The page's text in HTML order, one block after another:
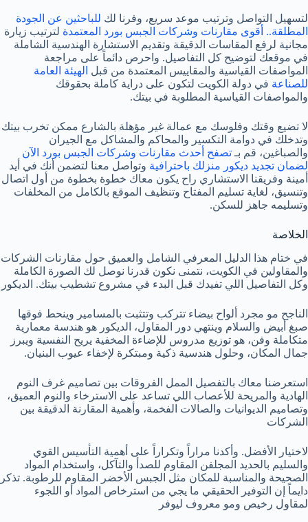
لتسهيل التواصل وترتيب موعد سريع، وفرنا لك للباحثين عن الجودة
المطلقة.. أقوى مقارنات وشركات الجبس بورد المعتمدة لترتيب زيارة
مجانية لرفع المقاسات الدقيقة وتقديم الاستشارة الهندسية الشاملة
في موقعك لتوضيح كل التفاصيل. واحرص دائماً على مراجعة
المواصفات القياسية والمقاييس المعتمدة من قبل الهيئة العامة
للصناعة في دولة الكويت لتكون على دراية كاملة بحقوقك
والمواصفات القياسية المطلوبة في بيتك.
لا تضيع وقتك وفلوسك مع عمالة غیر مؤهلة بالشارع ممكن تخرب بيتك
وتدخلك في دوامة التكسير والمحاكم والمشاكل مع الجيران
والصباغين، قم بـ تصفح أحدث مقارنات وشركات الجبس بورد الآن
لضمان تجديد ديكور منزلك باحترافية وتواصل معنا لتضمن أنك في أيد
أمينة وفريقنا الاستشاري راح يكون معاك خطوة بخطوة من أول اتصال
وتنسيق، لغاية تسليم المفتاح وتنظيف الموقع بالكامل من المخلفات
وتسليمه جاهز للسكن.
الخلاصة
في ختام هذا الدليل المعرفي الشامل والعميق حول مقارنات الشركات
والمقاولين في الكويت، نتمنى نكون قدرنا نوصل لك الصورة الكاملة
وكل التفاصيل اللي تفيدك قبل البدء في مشروع تشطيب بيتك. الديكور
الناجح مو مجرد ألواح بيضاء تتركب وتتثبت بالمسامير وينحط فوقها
صبغ أبيض والسلام وينتهي دور المقاول، الديكور هو هندسة معمارية
متكاملة وفن، هو توزيع مدروس للإضاءة المخفية يريح النفسية ويبرز
جمال المكان، وحلول هندسية ذكية ومبتكرة لإخفاء عيوب البنيان.
استعرضنا معاك بالتفصيل الممل الفروقات بين تصاميم غرف النوم
الهادية والمريحة للأعصاب اللي تساعد على الاسترخاء والنوم العميق،
وتصاميم الديوانيات والصالات الفخمة، وأهمية المقارنة الدقيقة بين
الشركات
لاختيار الأفضل. وأكدنا مراراً وتكراراً على أهمية التأسيس القوي
والسليم بالحديد المجلفن المقاوم للصدأ والتآكل، واستخدام المواد
الصحيحة والمناسبة للمكان مثل الجبس الأخضر المقاوم للرطوبة. تذكر
دايماً إن التوفير الحقيقي ما يجي من استرخاص المواد أو اللجوء
لمقاول رخيص ومو معروف ليوفر